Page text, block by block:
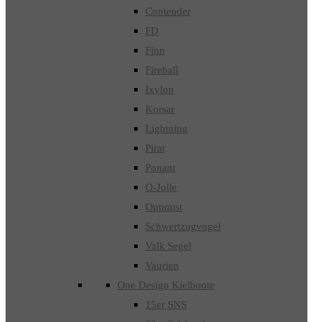
Contender
FD
Finn
Fireball
Ixylon
Korsar
Lightning
Pirat
Ponant
O-Jolle
Optimist
Schwertzugvogel
Valk Segel
Vaurien
One Design Kielboote
15er SNS